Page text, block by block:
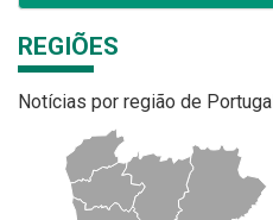
REGIÕES
Notícias por região de Portugal